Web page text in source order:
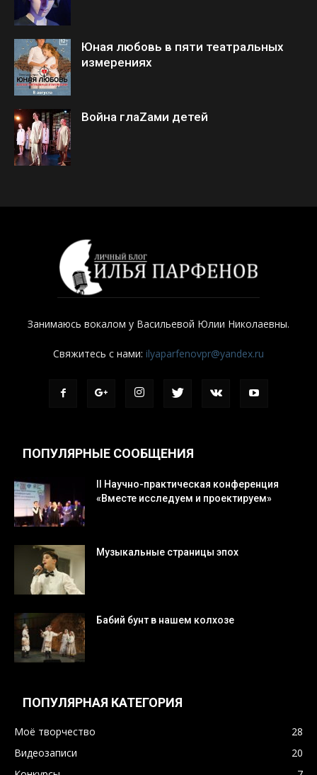
Юная любовь в пяти театральных
измерениях
Война глаZами детей
Занимаюсь вокалом у Васильевой Юлии Николаевны.
Свяжитесь с нами: ilyaparfenovpr@yandex.ru
ПОПУЛЯРНЫЕ СООБЩЕНИЯ
II Научно-практическая конференция
«Вместе исследуем и проектируем»
Музыкальные страницы эпох
Бабий бунт в нашем колхозе
ПОПУЛЯРНАЯ КАТЕГОРИЯ
Моё творчество
28
Видеозаписи
20